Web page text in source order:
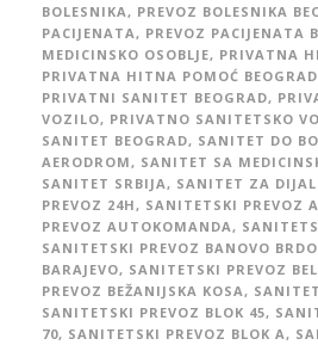
BOLESNIKA, PREVOZ BOLESNIKA
PACIJENATA, PREVOZ PACIJENATA
MEDICINSKO OSOBLJE, PRIVATNA
PRIVATNA HITNA POMOĆ BEOGRAD
PRIVATNI SANITET BEOGRAD,
VOZILO, PRIVATNO SANITETSKO
SANITET BEOGRAD, SANITET DO
AERODROM, SANITET SA
SANITET SRBIJA, SANITET ZA
PREVOZ 24H, SANITETSKI PREVOZ
PREVOZ AUTOKOMANDA,
SANITETSKI PREVOZ BANOVO BRDO
BARAJEVO, SANITETSKI PREVOZ
PREVOZ BEŽANIJSKA KOSA,
SANITETSKI PREVOZ BLOK 45,
70, SANITETSKI PREVOZ BLOK A,